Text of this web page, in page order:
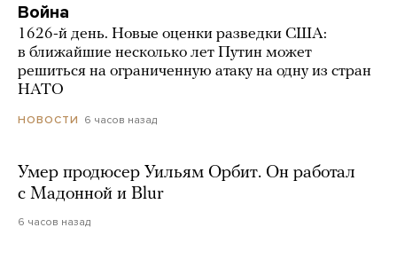
Война
1626-й день. Новые оценки разведки США:
в ближайшие несколько лет Путин может
решиться на ограниченную атаку на одну из стран
НАТО
НОВОСТИ 6 часов назад
Умер продюсер Уильям Орбит. Он работал
с Мадонной и Blur
6 часов назад